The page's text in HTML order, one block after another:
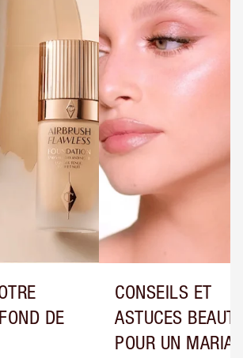
DE
CONSEILS ET
ASTUCES
POUR UN